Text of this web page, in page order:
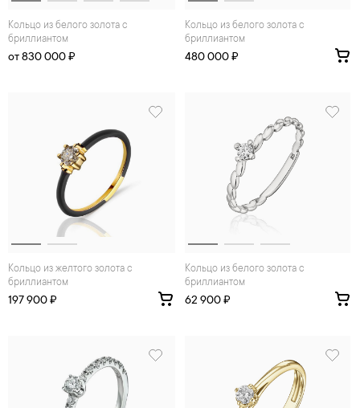
Кольцо из белого золота с
бриллиантом
от 830 000 ₽
Кольцо из белого золота с
бриллиантом
480 000 ₽
Кольцо из желтого золота с
бриллиантом
197 900 ₽
Кольцо из белого золота с
бриллиантом
62 900 ₽